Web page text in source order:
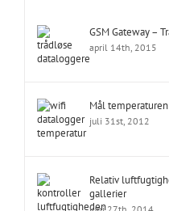
GSM Gateway –
april 14th, 2015
Mål
juli 31st, 2012
Relativ
gallerier